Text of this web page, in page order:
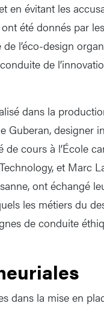
en évitant les
été donnés par
l’éco-design
de
dans la
Guberan, designer
cours à l’École
et Marc
ont échangé
les métiers du
de conduite
dans la mise en